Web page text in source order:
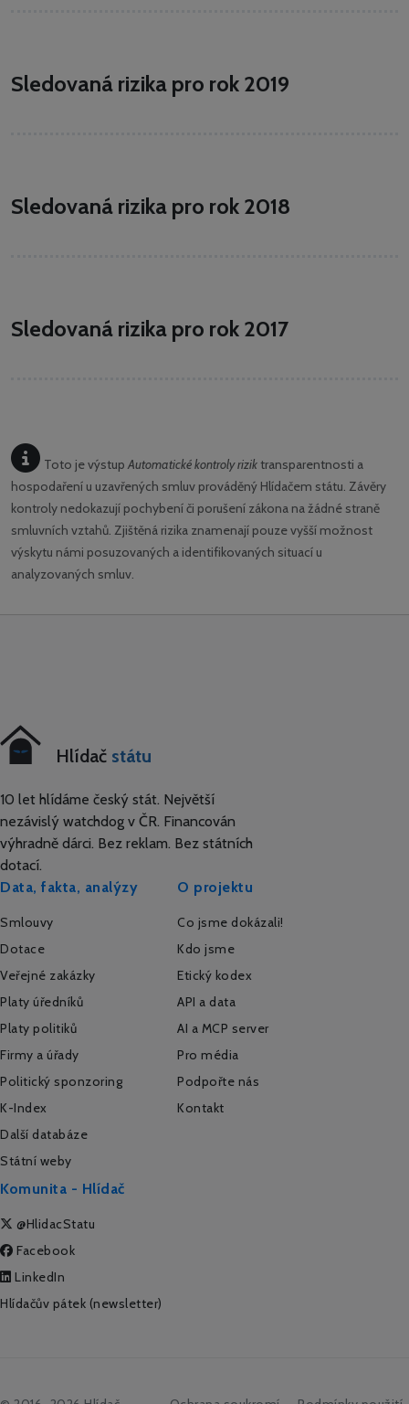
Sledovaná rizika pro rok 2019
Sledovaná rizika pro rok 2018
Sledovaná rizika pro rok 2017
Toto je výstup Automatické kontroly riziktransparentnosti a
hospodaření u uzavřených smluv prováděný Hlídačem státu. Závěry
kontroly nedokazují pochybení či porušení zákona na žádné straně
smluvních vztahů. Zjištěná rizika znamenají pouze vyšší možnost
výskytu námi posuzovaných a identifikovaných situací u
analyzovaných smluv.
Hlídač státu
10 let hlídáme český stát. Největší
nezávislý watchdog v ČR. Financován
výhradně dárci. Bez reklam. Bez státních
dotací.
Data, fakta, analýzy
Smlouvy
Dotace
Veřejné zakázky
Platy úředníků
Platy politiků
Firmy a úřady
Politický sponzoring
K-Index
Další databáze
Státní weby
O projektu
Co jsme dokázali!
Kdo jsme
Etický kodex
API a data
AI a MCP server
Pro média
Podpořte nás
Kontakt
Komunita - Hlídač
@HlidacStatu
Facebook
LinkedIn
Hlídačův pátek (newsletter)